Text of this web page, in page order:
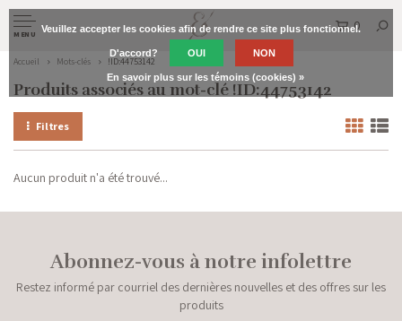
MENU
0
Accueil Mots-clés !ID:44753142
Produits associés au mot-clé !ID:44753142
Filtres
Aucun produit n'a été trouvé...
Abonnez-vous à notre infolettre
Restez informé par courriel des dernières nouvelles et des offres sur les
produits
Veuillez accepter les cookies afin de rendre ce site plus fonctionnel.
D'accord? OUI NON
En savoir plus sur les témoins (cookies) »